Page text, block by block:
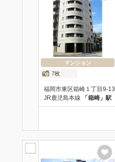
マンション
7枚
福岡市東区箱崎１丁目9-13
JR鹿児島本線 「箱崎」駅